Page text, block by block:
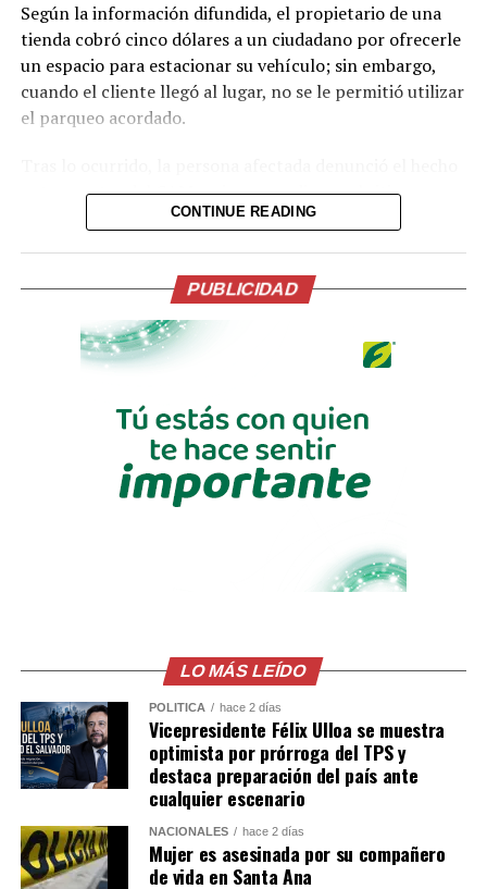
Según la información difundida, el propietario de una
tienda cobró cinco dólares a un ciudadano por ofrecerle
un espacio para estacionar su vehículo; sin embargo,
cuando el cliente llegó al lugar, no se le permitió utilizar
el parqueo acordado.
ante agentes del CAM, quienes acudieron al sitio para
#NACIONALESEl
alcalde de
@alcaldia_ss
compartió en sus redes
sociales un vídeo que
muestra que las
disposiciones de la
cobrando parqueo a las
familias que llegan a
disfrutar de SívarLand.
Te contamos:…
pic.twitter.com/rieFL19wiF
CONTINUE READING
PUBLICIDAD
LO MÁS LEÍDO
POLÍTICA hace 2 días
Vicepresidente Félix Ulloa se muestra
optimista por prórroga del TPS y
destaca preparación del país ante
cualquier escenario
NACIONALES hace 2 días
Mujer es asesinada por su compañero
de vida en Santa Ana